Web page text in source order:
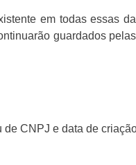
em todas essas
guardados
CNPJ e data de